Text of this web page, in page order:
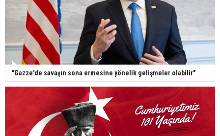
"Gazze'de savaşın sona ermesine yönelik gelişmeler olabilir"